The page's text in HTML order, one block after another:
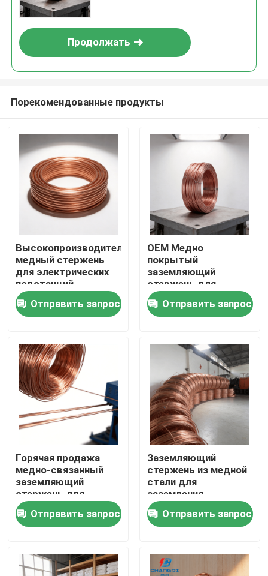
Продукция
Ролики
О Компании
Наша фабрика
контроль качества
контактные данные
Новости
Отправить запрос
Продолжать
Порекомендованные продукты
Высокопроизводительный
медный стержень
для электрических
подстанций
Отправить запрос
OEM Медно
покрытый
заземляющий
стержень для
промышленных
решений заземления
Отправить запрос
Горячая продажа
медно-связанный
заземляющий
стержень для
инфраструктурных
проектов
Отправить запрос
Заземляющий
стержень из медной
стали для
заземления
телекоммуникационной
башниОтправить запрос